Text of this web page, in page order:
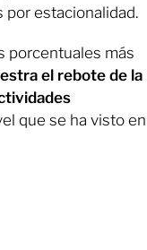
por estacionalidad.
porcentuales más
el rebote de la
que se ha visto en